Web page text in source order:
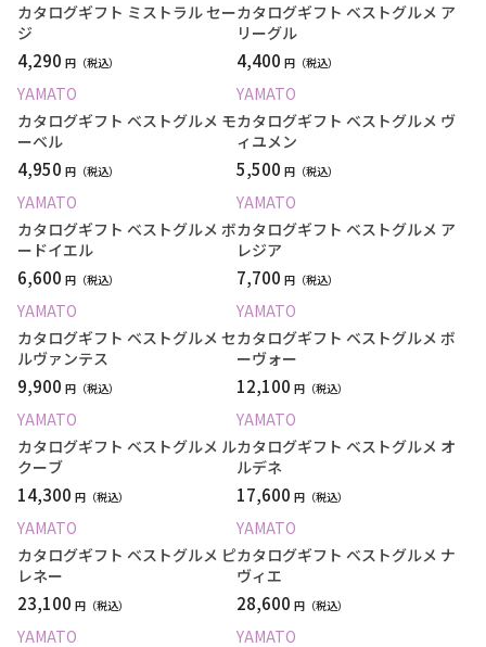
カタログギフト ミストラル セー
ジ
4,290 円
カタログギフト ベストグルメ ア
リーグル
4,400 円
YAMATO
カタログギフト ベストグルメ モ
ーベル
4,950 円
YAMATO
カタログギフト ベストグルメ ヴ
ィユメン
5,500 円
YAMATO
カタログギフト ベストグルメ ボ
ードイエル
6,600 円
YAMATO
カタログギフト ベストグルメ ア
レジア
7,700 円
YAMATO
カタログギフト ベストグルメ セ
ルヴァンテス
9,900 円
YAMATO
カタログギフト ベストグルメ ボ
ーヴォー
12,100 円
YAMATO
カタログギフト ベストグルメ ル
クーブ
14,300 円
YAMATO
カタログギフト ベストグルメ オ
ルデネ
17,600 円
YAMATO
カタログギフト ベストグルメ ピ
レネー
23,100 円
YAMATO
カタログギフト ベストグルメ ナ
ヴィエ
28,600 円
YAMATO
YAMATO